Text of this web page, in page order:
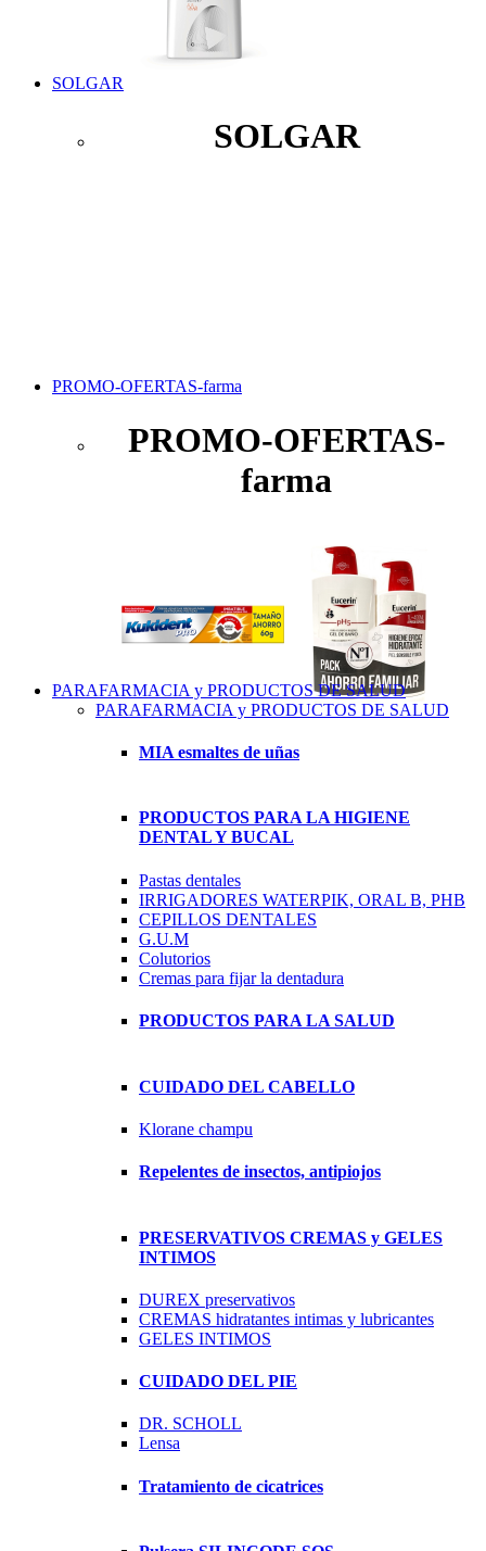
SOLGAR
SOLGAR
PROMO-OFERTAS-farma
PROMO-OFERTAS-
farma
PARAFARMACIA y PRODUCTOS DE SALUD
PARAFARMACIA y PRODUCTOS DE SALUD
MIA esmaltes de uñas
PRODUCTOS PARA LA HIGIENE
DENTAL Y BUCAL
Pastas dentales
IRRIGADORES WATERPIK, ORAL B, PHB
CEPILLOS DENTALES
G.U.M
Colutorios
Cremas para fijar la dentadura
PRODUCTOS PARA LA SALUD
CUIDADO DEL CABELLO
Klorane champu
Repelentes de insectos, antipiojos
PRESERVATIVOS CREMAS y GELES
INTIMOS
DUREX preservativos
CREMAS hidratantes intimas y lubricantes
GELES INTIMOS
CUIDADO DEL PIE
DR. SCHOLL
Lensa
Tratamiento de cicatrices